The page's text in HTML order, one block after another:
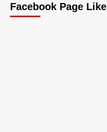
Facebook Page Like